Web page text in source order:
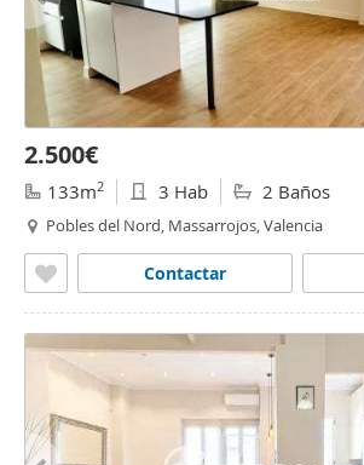
2.500€
133m2 3 Hab 2 Baños
Pobles del Nord, Massarrojos, Valencia
Contactar